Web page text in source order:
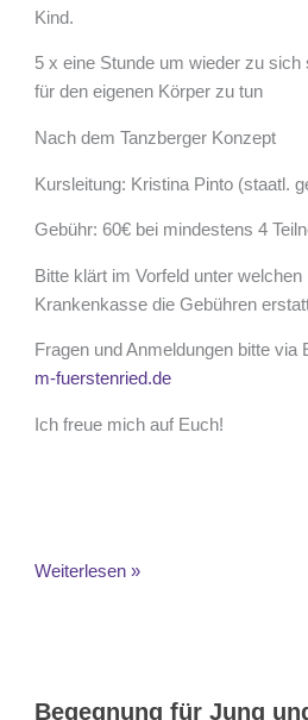
Kind.
5 x eine Stunde um wieder zu
für den eigenen Körper zu tun
Nach dem Tanzberger Konzept
Kursleitung: Kristina Pinto (staatl.
Gebühr: 60€ bei mindestens 4
Bitte klärt im Vorfeld unter
Krankenkasse die Gebühren
Fragen und Anmeldungen bitte via
m-fuerstenried.de
Ich freue mich auf Euch!
Weiterlesen »
Begegnung für Jung